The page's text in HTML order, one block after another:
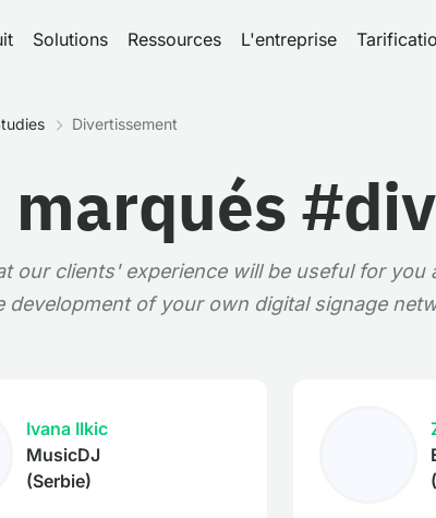
Solutions Ressources L'entreprise
Divertissement
marqués
our clients' experience will be useful for
development of your own digital signage
Ivana Ilkic
MusicDJ
(Serbie)